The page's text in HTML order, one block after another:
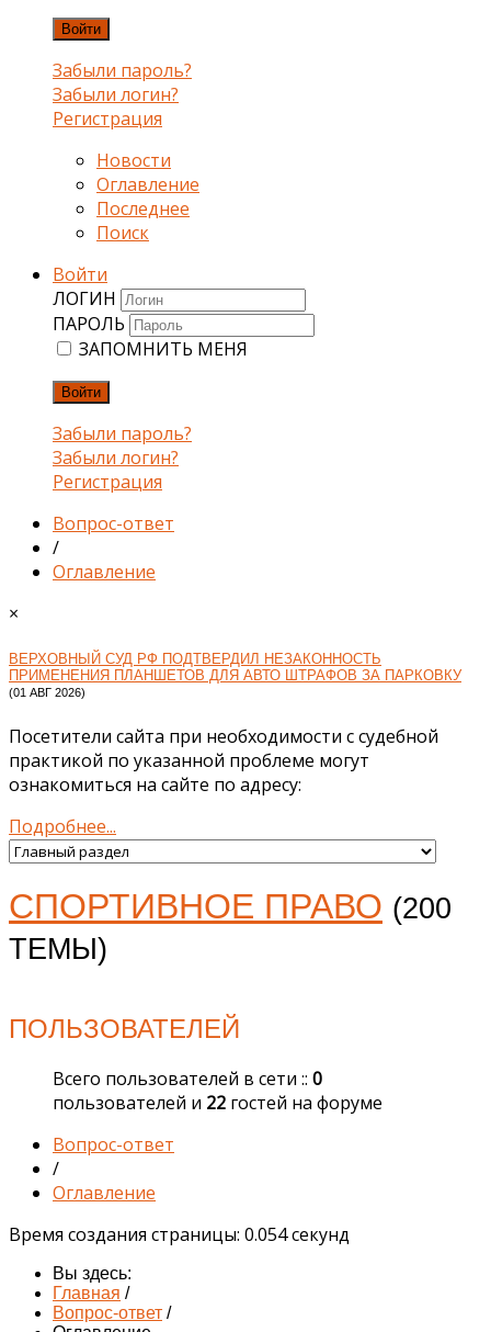
Войти
Забыли пароль?
Забыли логин?
Регистрация
Новости
Оглавление
Последнее
Поиск
Войти
ЛОГИН
ПАРОЛЬ
ЗАПОМНИТЬ МЕНЯ
Войти
Забыли пароль?
Забыли логин?
Регистрация
Вопрос-ответ
/
Оглавление
×
ВЕРХОВНЫЙ СУД РФ ПОДТВЕРДИЛ НЕЗАКОННОСТЬ
ПРИМЕНЕНИЯ ПЛАНШЕТОВ ДЛЯ АВТО ШТРАФОВ ЗА ПАРКОВКУ
(01 АВГ 2026)
Посетители сайта при необходимости с судебной
практикой по указанной проблеме могут
ознакомиться на сайте по адресу:
Подробнее...
СПОРТИВНОЕ ПРАВО (200
ТЕМЫ)
ПОЛЬЗОВАТЕЛЕЙ
Всего пользователей в сети :: 0
пользователей и 22 гостей на форуме
Вопрос-ответ
/
Оглавление
Время создания страницы: 0.054 секунд
Вы здесь:
Главная /
Вопрос-ответ /